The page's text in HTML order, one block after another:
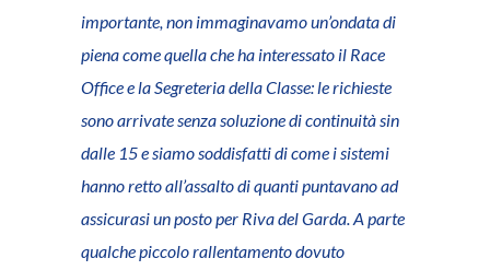
importante, non immaginavamo un’ondata di
piena come quella che ha interessato il Race
Office e la Segreteria della Classe: le richieste
sono arrivate senza soluzione di continuità sin
dalle 15 e siamo soddisfatti di come i sistemi
hanno retto all’assalto di quanti puntavano ad
assicurasi un posto per Riva del Garda. A parte
qualche piccolo rallentamento dovuto